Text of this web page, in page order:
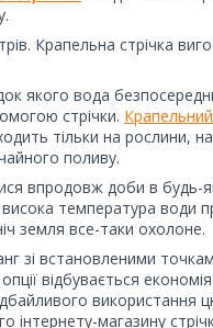
Крапельна стрічка
якого вода
стрічки.
тільки на
поливу.
впродовж доби в будь-
висока температура
земля все-таки охолоне.
зі встановленими
відбувається
використання
інтернету-магазину